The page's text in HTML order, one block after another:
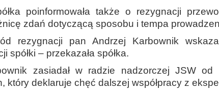
poinformowała także o rezygnacji
zdań dotyczącą sposobu i tempa
rezygnacji pan Andrzej Karbownik
spółki – przekazała spółka.
zasiadał w radzie nadzorczej JSW od
który deklaruje chęć dalszej współpracy z